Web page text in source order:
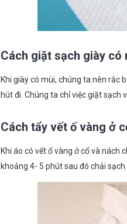
Cách giặt sạch giày có
Khi giày có mùi, chúng ta nên rắc
hút đi. Chúng ta chỉ việc giặt sạch
Cách tẩy vết ố vàng ở
Khi áo có vết ố vàng ở cổ và nách
khoảng 4- 5 phút sau đó chải